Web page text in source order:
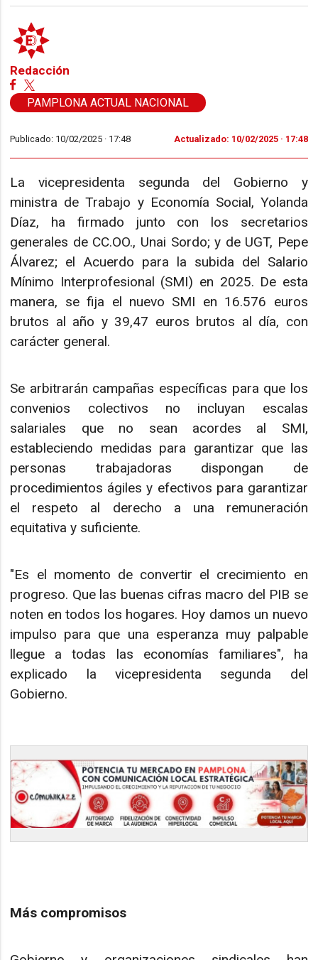
Redacción
PAMPLONA ACTUAL NACIONAL
Publicado: 10/02/2025 · 17:48 Actualizado: 10/02/2025 · 17:48
La vicepresidenta segunda del Gobierno y
ministra de Trabajo y Economía Social, Yolanda
Díaz, ha firmado junto con los secretarios
generales de CC.OO., Unai Sordo; y de UGT, Pepe
Álvarez; el Acuerdo para la subida del Salario
Mínimo Interprofesional (SMI) en 2025. De esta
manera, se fija el nuevo SMI en 16.576 euros
brutos al año y 39,47 euros brutos al día, con
carácter general.
Se arbitrarán campañas específicas para que los
convenios colectivos no incluyan escalas
salariales que no sean acordes al SMI,
estableciendo medidas para garantizar que las
personas trabajadoras dispongan de
procedimientos ágiles y efectivos para garantizar
el respeto al derecho a una remuneración
equitativa y suficiente.
"Es el momento de convertir el crecimiento en
progreso. Que las buenas cifras macro del PIB se
noten en todos los hogares. Hoy damos un nuevo
impulso para que una esperanza muy palpable
llegue a todas las economías familiares", ha
explicado la vicepresidenta segunda del
Gobierno.
Más compromisos